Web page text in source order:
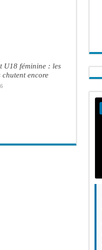
U18 féminine : les
chutent encore